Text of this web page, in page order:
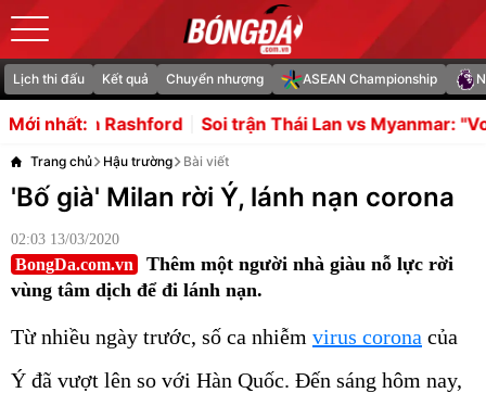
Lịch thi đấu Kết quả Chuyển nhượng ASEAN Championship
Mới nhất:
Soi trận Thái Lan vs Myanmar: "Voi chiến" hướng tới
Trang chủ Hậu trường Bài viết
'Bố già' Milan rời Ý, lánh nạn corona
02:03 13/03/2020
BongDa.com.vn
Thêm một người nhà giàu nỗ lực rời
vùng tâm dịch để đi lánh nạn.
Từ nhiều ngày trước, số ca nhiễm virus corona của
Ý đã vượt lên so với Hàn Quốc. Đến sáng hôm nay,